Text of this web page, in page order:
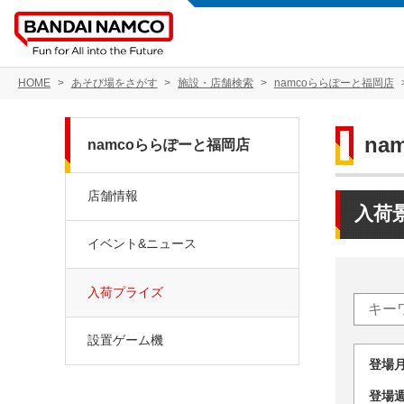
HOME あそび場をさがす 施設・店舗検索 namcoららぽーと福岡店
入荷
登
登
namcoららぽーと福岡店
店舗情報
イベント&ニュース
入荷プライズ
設置ゲーム機